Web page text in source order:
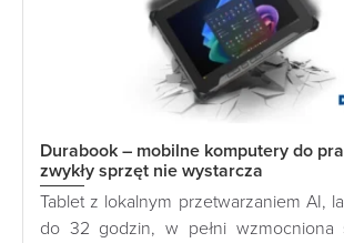
Durabook – mobilne komputery do
zwykły sprzęt nie wystarcza
Tablet z lokalnym przetwarzaniem AI,
do 32 godzin, w pełni wzmocniona